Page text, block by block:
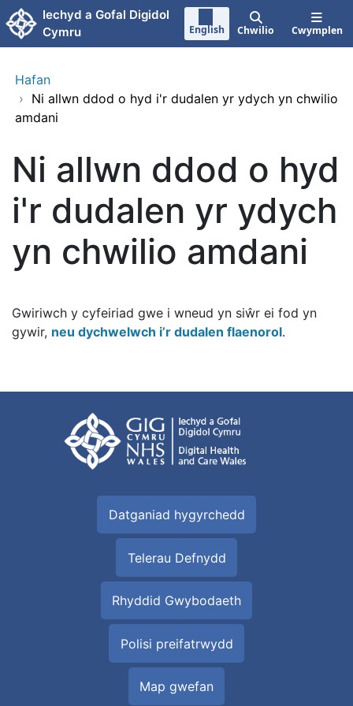
Neidio i'r prif gynnwy
Iechyd a Gofal Digidol
Cymru
English Chwilio Cwymplen
Hafan
› Ni allwn ddod o hyd i'r dudalen yr ydych yn chwilio
amdani
Ni allwn ddod o hyd
i'r dudalen yr ydych
yn chwilio amdani
Gwiriwch y cyfeiriad gwe i wneud yn siŵr ei fod yn
gywir, neu dychwelwch i’r dudalen flaenorol.
Datganiad hygyrchedd
Telerau Defnydd
Rhyddid Gwybodaeth
Polisi preifatrwydd
Map gwefan